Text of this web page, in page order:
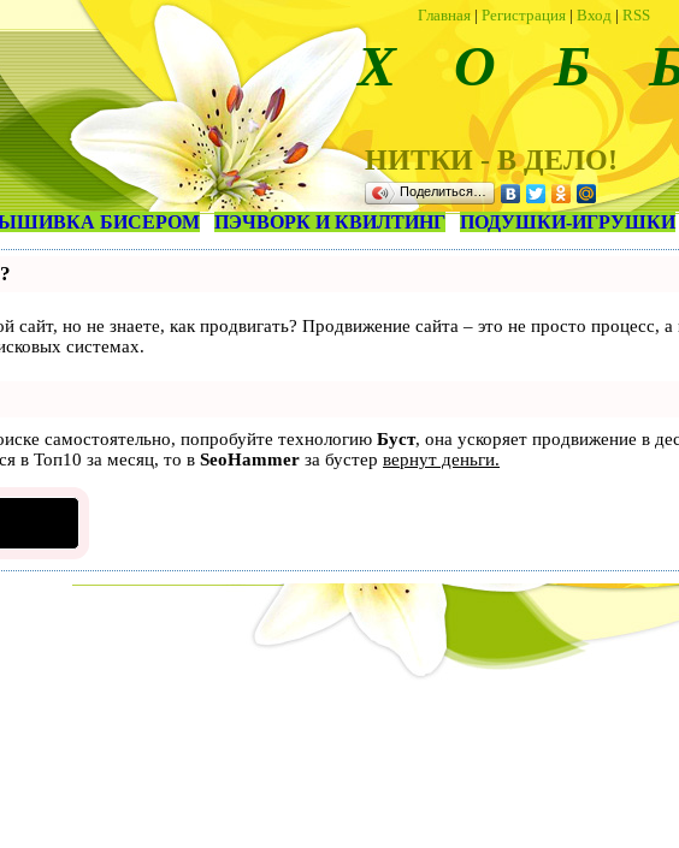
Главная | Регистрация | Вход | RSS
Х О Б
НИТКИ - В ДЕЛО!
Поделиться…
БИСЕРОМ ПЭЧВОРК И КВИЛТИНГ ПОДУШКИ-ИГРУШКИ
сайт, но не знаете, как продвигать? Продвижение сайта – это не просто
системах.
самостоятельно, попробуйте технологию Буст, она ускоряет продвижение в
в Топ10 за месяц, то в SeoHammer за бустер вернут деньги.